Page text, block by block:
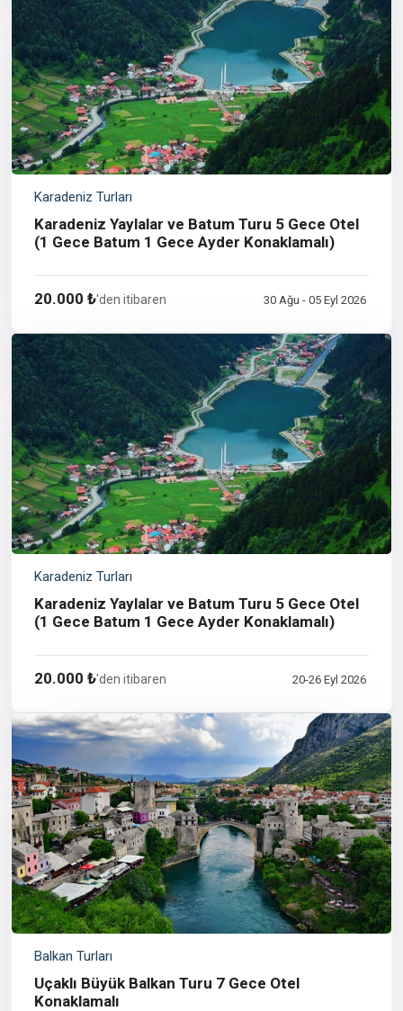
Karadeniz Turları
Karadeniz Yaylalar ve Batum Turu 5 Gece Otel
(1 Gece Batum 1 Gece Ayder Konaklamalı)
20.000 ₺'den itibaren 30 Ağu - 05 Eyl 2026
Karadeniz Turları
Karadeniz Yaylalar ve Batum Turu 5 Gece Otel
(1 Gece Batum 1 Gece Ayder Konaklamalı)
20.000 ₺'den itibaren 20-26 Eyl 2026
Balkan Turları
Uçaklı Büyük Balkan Turu 7 Gece Otel
Konaklamalı